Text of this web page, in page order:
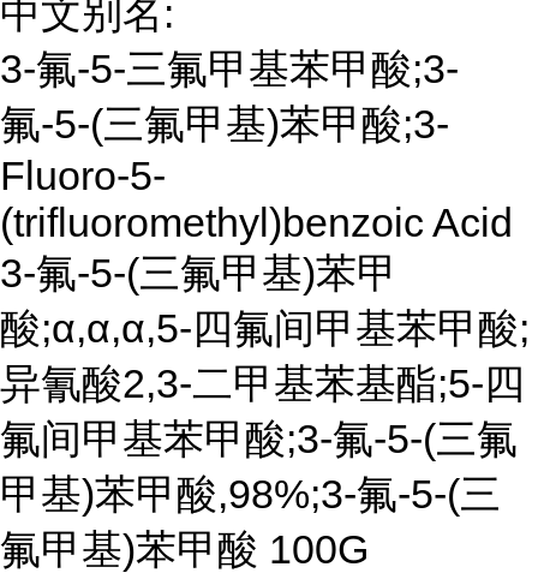
中文别名:
3-氟-5-三氟甲基苯甲酸;3-
氟-5-(三氟甲基)苯甲酸;3-
Fluoro-5-
(trifluoromethyl)benzoic Acid
3-氟-5-(三氟甲基)苯甲
酸;α,α,α,5-四氟间甲基苯甲酸;
异氰酸2,3-二甲基苯基酯;5-四
氟间甲基苯甲酸;3-氟-5-(三氟
甲基)苯甲酸,98%;3-氟-5-(三
氟甲基)苯甲酸 100G